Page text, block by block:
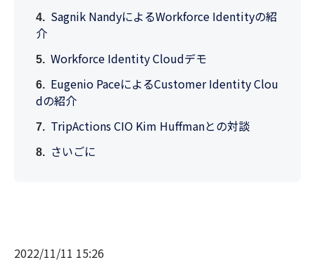
Sagnik NandyによるWorkforce Identityの紹
介
Workforce Identity Cloudデモ
Eugenio PaceによるCustomer Identity Clou
dの紹介
TripActions CIO Kim Huffmanとの対談
さいごに
2022/11/11 15:26